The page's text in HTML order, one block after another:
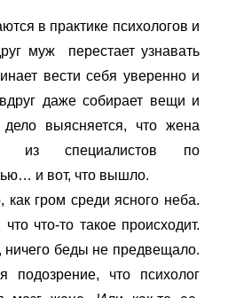
в практике психологов и
муж перестает узнавать
вести себя уверенно и
даже собирает вещи и
выясняется, что жена
из специалистов по
и вот, что вышло.
гром среди ясного неба.
что-то такое происходит.
ничего беды не предвещало.
подозрение, что психолог